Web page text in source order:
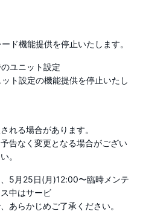
ド機能提供を停止いたします。
ユニット設定
ト設定の機能提供を停止いたし
れる場合があります。
告なく変更となる場合がござい
。
5月25日(月)12:00〜臨時メンテ
中はサービ
あらかじめご了承ください。